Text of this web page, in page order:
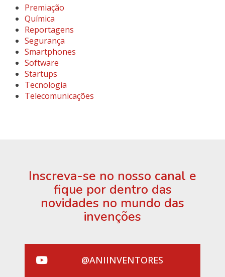
Premiação
Química
Reportagens
Segurança
Smartphones
Software
Startups
Tecnologia
Telecomunicações
Inscreva-se no nosso canal e
fique por dentro das
novidades no mundo das
invenções
@ANIINVENTORES